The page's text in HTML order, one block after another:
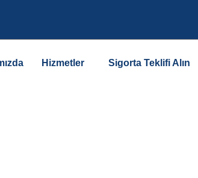
Hizmetler Sigorta Teklifi Alın